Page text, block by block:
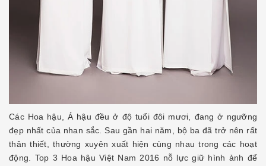
Các Hoa hậu, Á hậu đều ở độ tuổi đôi mươi, đang ở ngưỡng
đẹp nhất của nhan sắc. Sau gần hai năm, bộ ba đã trở nên rất
thân thiết, thường xuyên xuất hiện cùng nhau trong các hoạt
động. Top 3 Hoa hậu Việt Nam 2016 nỗ lực giữ hình ảnh để